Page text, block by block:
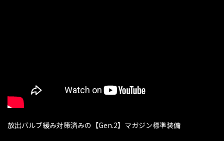
放出バルブ緩み対策済みの【Gen.2】マガジン標準装備